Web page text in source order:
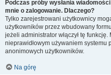
Podczas próby wysłania
mnie o zalogowanie. Dlaczego?
Tylko zarejestrowani użytkownicy
użytkowników przez wbudowany
jeżeli administrator włączył tę
nieprawidłowym używaniem systemu
anonimowych użytkowników.
Na górę